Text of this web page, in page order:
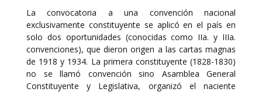
La convocatoria a una convención nacional
exclusivamente constituyente se aplicó en el país en
solo dos oportunidades (conocidas como IIa. y IIIa.
convenciones), que dieron origen a las cartas magnas
de 1918 y 1934. La primera constituyente (1828-1830)
no se llamó convención sino Asamblea General
Constituyente y Legislativa, organizó el naciente